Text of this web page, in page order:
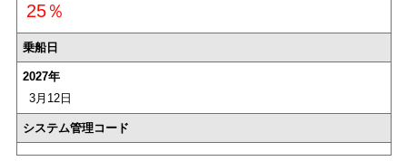
25％
乗船日
2027年
3月12日
システム管理コード